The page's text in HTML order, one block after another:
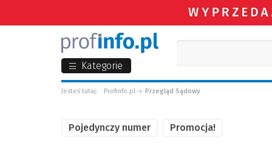
Kategorie
Jesteś tutaj: Profinfo.pl Przegląd Sądowy
Pojedynczy numer Promocja!